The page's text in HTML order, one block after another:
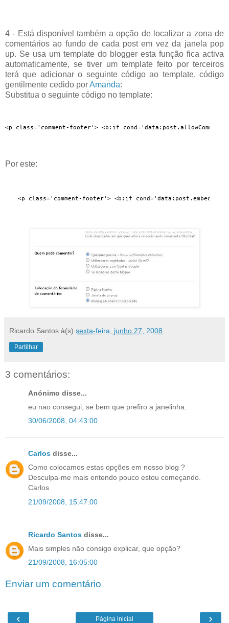
4 - Está disponível também a opção de localizar a zona de
comentários ao fundo de cada post em vez da janela pop
up. Se usa um template do blogger esta função fica activa
automaticamente, se tiver um template feito por terceiros
terá que adicionar o seguinte código ao template, código
gentilmente cedido porAmanda:
Substitua o seguinte código no template:
<p class='comment-footer'> <b:if
Por este:
<p class='comment-footer'> <b:if
Ricardo Santos à(s) sexta-feira, junho 27, 2008
Partilhar
3 comentários:
Anónimo disse...
eu nao consegui, se bem que prefiro a janelinha.
30/06/2008, 04:43:00
Carlos disse...
Como colocamos estas opções em nosso blog ?
Desculpa-me mais entendo pouco estou começando.
Carlos
21/09/2008, 15:47:00
Ricardo Santos disse...
Mais simples não consigo explicar, que opção?
21/09/2008, 16:05:00
Enviar um comentário
‹ ›
Página inicial